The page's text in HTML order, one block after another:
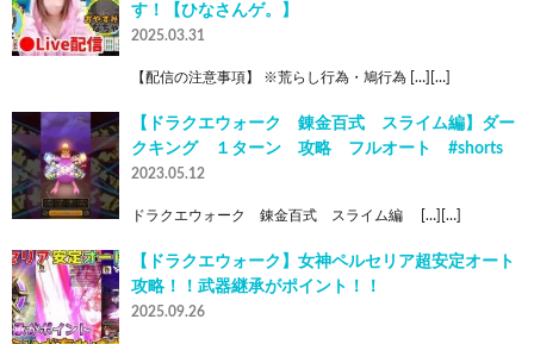
す！【ひなさんゲ。】
2025.03.31
【配信の注意事項】 ※荒らし行為・鳩行為 […][…]
【ドラクエウォーク 錬金百式 スライム編】ダー
クキング １ターン 攻略 フルオート #shorts
2023.05.12
ドラクエウォーク 錬金百式 スライム編 […][…]
【ドラクエウォーク】女神ペルセリア超安定オート
攻略！！武器継承がポイント！！
2025.09.26